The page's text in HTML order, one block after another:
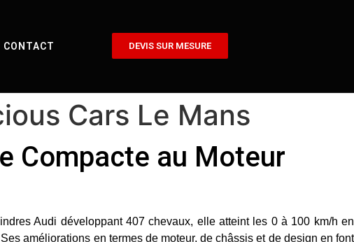
CONTACT DEVIS SUR MESURE
Cars Le Mans
Compacte au Moteur
Audi développant 407 chevaux, elle atteint les 0 à 100 km/h en
améliorations en termes de moteur, de châssis et de design en font